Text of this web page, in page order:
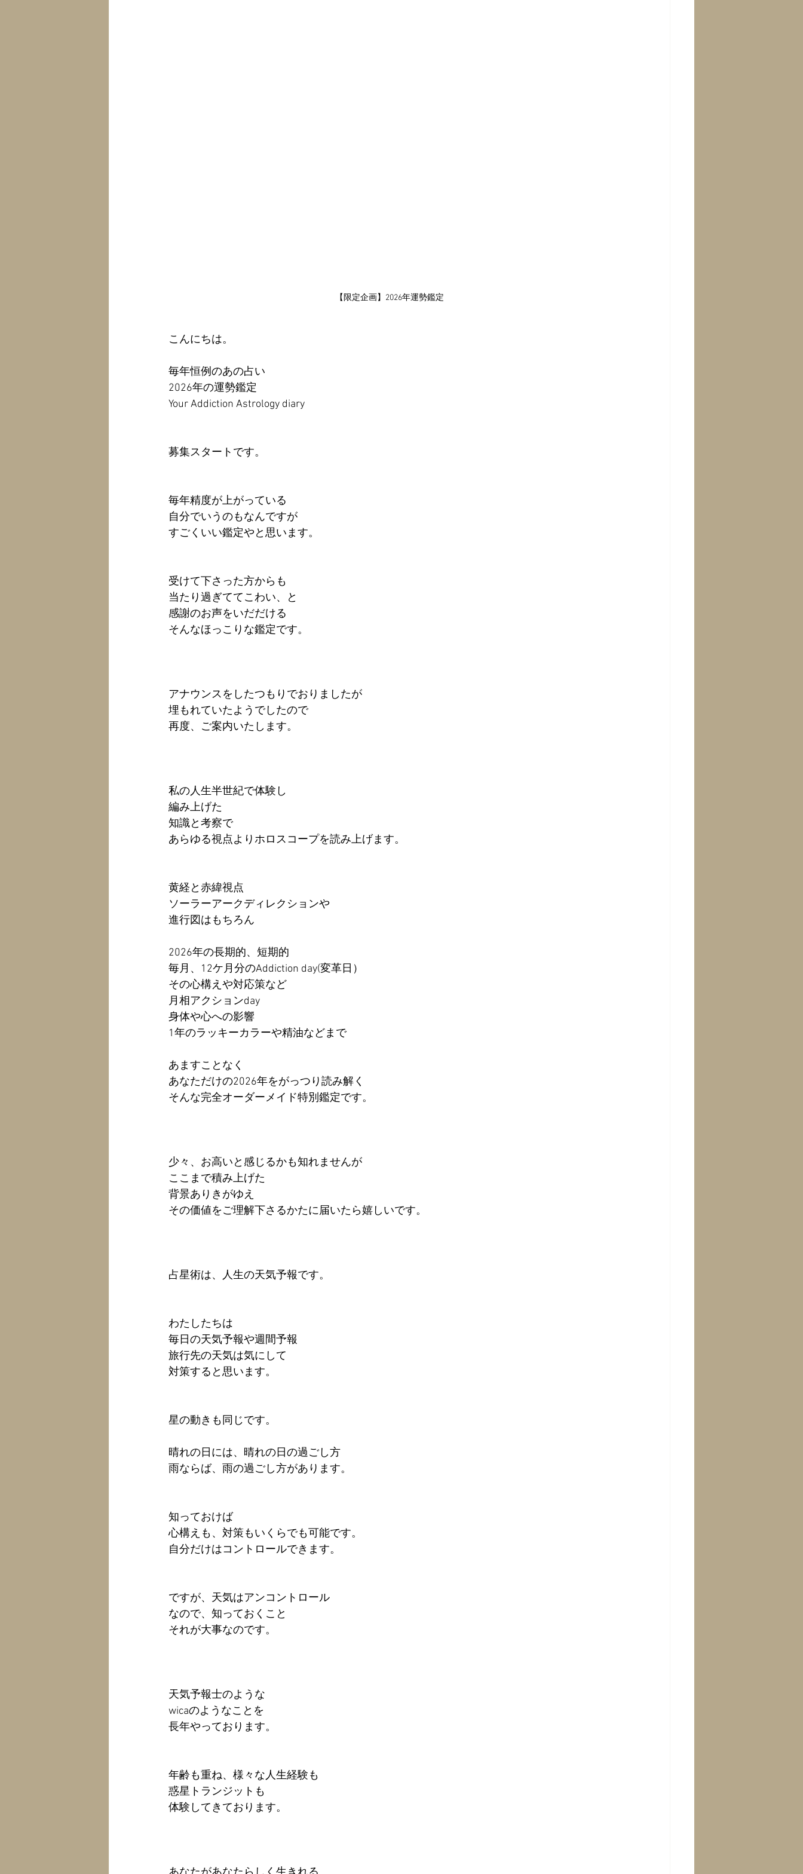
【限定企画】2026年運勢鑑定
こんにちは。
毎年恒例のあの占い
2026年の運勢鑑定
Your Addiction Astrology diary
募集スタートです。
毎年精度が上がっている
自分でいうのもなんですが
すごくいい鑑定やと思います。
受けて下さった方からも
当たり過ぎててこわい、と
感謝のお声をいだだける
そんなほっこりな鑑定です。
アナウンスをしたつもりでおりましたが
埋もれていたようでしたので
再度、ご案内いたします。
私の人生半世紀で体験し
編み上げた
知識と考察で
あらゆる視点よりホロスコープを読み上げます。
黄経と赤緯視点
ソーラーアークディレクションや
進行図はもちろん
2026年の長期的、短期的
毎月、12ケ月分のAddiction day(変革日）
その心構えや対応策など
月相アクションday
身体や心への影響
1年のラッキーカラーや精油などまで
あますことなく
あなただけの2026年をがっつり読み解く
そんな完全オーダーメイド特別鑑定です。
少々、お高いと感じるかも知れませんが
ここまで積み上げた
背景ありきがゆえ
その価値をご理解下さるかたに届いたら嬉しいです。
占星術は、人生の天気予報です。
わたしたちは
毎日の天気予報や週間予報
旅行先の天気は気にして
対策すると思います。
星の動きも同じです。
晴れの日には、晴れの日の過ごし方
雨ならば、雨の過ごし方があります。
知っておけば
心構えも、対策もいくらでも可能です。
自分だけはコントロールできます。
ですが、天気はアンコントロール
なので、知っておくこと
それが大事なのです。
天気予報士のような
wicaのようなことを
長年やっております。
年齢も重ね、様々な人生経験も
惑星トランジットも
体験してきております。